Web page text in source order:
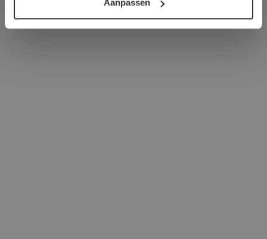
Aanpassen